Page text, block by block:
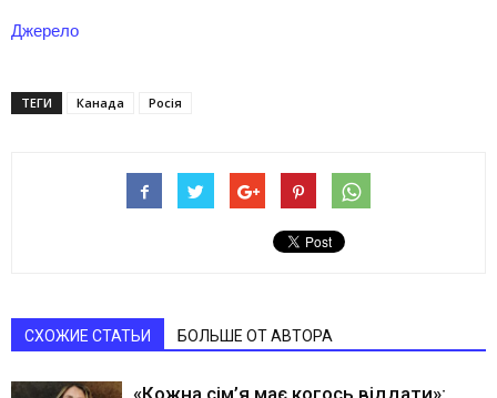
Джерело
ТЕГИ Канада Росія
СХОЖИЕ СТАТЬИ БОЛЬШЕ ОТ АВТОРА
«Кожна сім’я має когось віддати»: